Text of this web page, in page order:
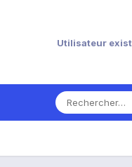
Utilisateur